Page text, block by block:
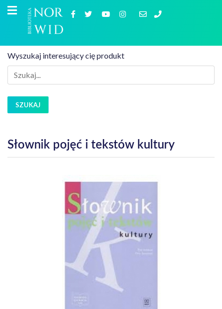
Wyszukaj interesujący cię produkt
SZUKAJ
Słownik pojęć i tekstów kultury